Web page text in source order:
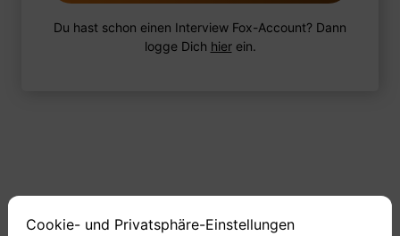
Du hast schon einen Interview Fox-Account? Dann
logge Dich hierein.
Cookie- und Privatsphäre-Einstellungen